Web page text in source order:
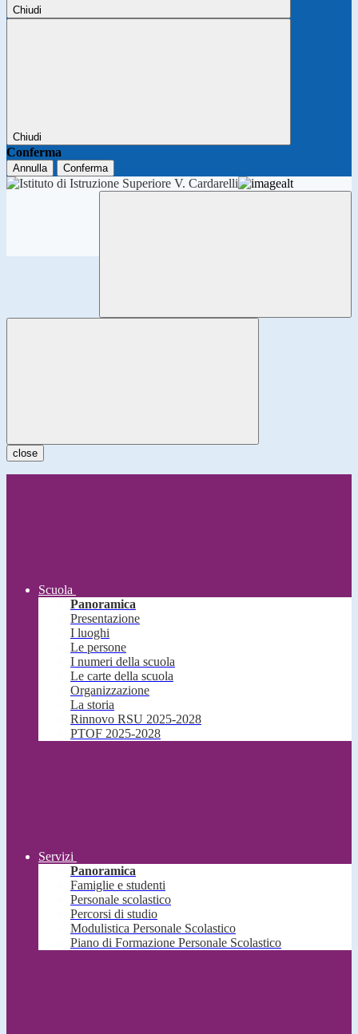
Chiudi
Chiudi
Conferma
Annulla Conferma
close
Scuola
Panoramica
Presentazione
I luoghi
Le persone
I numeri della scuola
Le carte della scuola
Organizzazione
La storia
Rinnovo RSU 2025-2028
PTOF 2025-2028
Servizi
Panoramica
Famiglie e studenti
Personale scolastico
Percorsi di studio
Modulistica Personale Scolastico
Piano di Formazione Personale Scolastico